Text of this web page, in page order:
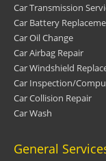
Car Transmission
Car Battery
Car Oil Change
Car Airbag Repair
Car Windshield
Car Inspection/
Car Collision Repair
Car Wash
General